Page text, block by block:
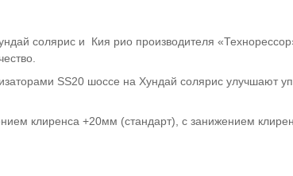
солярис и Кия рио производителя
SS20 шоссе на Хундай солярис улучшают
клиренса +20мм (стандарт), с занижением